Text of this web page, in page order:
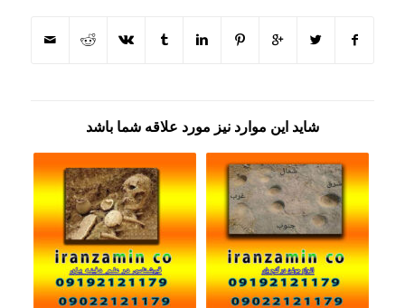
شاید این موارد نیز مورد علاقه شما باشد